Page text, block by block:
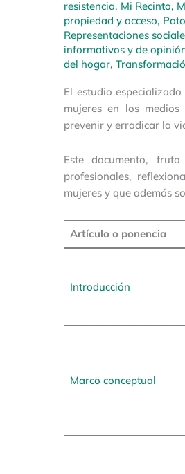
resistencia, Mi Recinto,
propiedad y acceso,
Representaciones
informativos y de
del hogar,
El estudio
mujeres en los medios
prevenir y erradicar la
Este documento,
profesionales,
mujeres y que además
Artículo o ponencia
Introducción
Marco conceptual